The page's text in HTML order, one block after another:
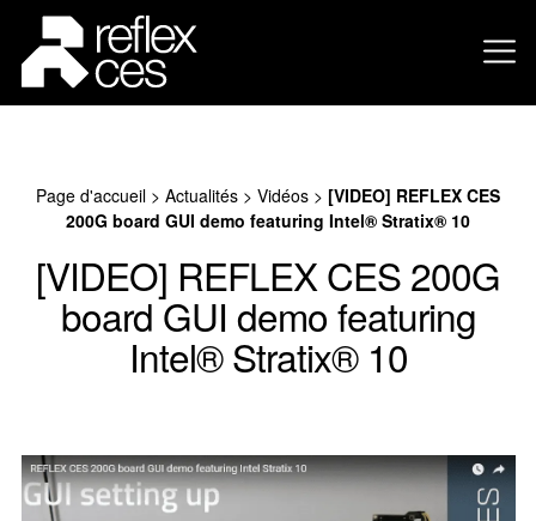
Page d'accueil > Actualités > Vidéos > [VIDEO] REFLEX CES
200G board GUI demo featuring Intel® Stratix® 10
[VIDEO] REFLEX CES 200G
board GUI demo featuring
Intel® Stratix® 10